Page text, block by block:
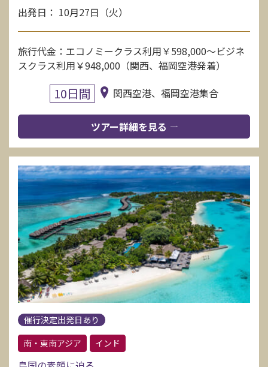
出発日： 10月27日（火）
旅行代金：エコノミークラス利用￥598,000〜ビジネ
スクラス利用￥948,000（関西、福岡空港発着）
10日間 関西空港、福岡空港集合
ツアー詳細を見る
催行決定出発日あり
南・東南アジア
インド